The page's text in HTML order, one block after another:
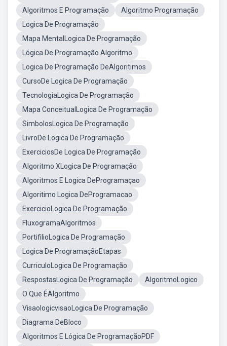
Algoritmos E Programação
Algoritmo Programação
Logica De Programação
Mapa MentalLogica De Programação
Lógica De Programação Algoritmo
Logica De Programação DeAlgoritimos
CursoDe Logica De Programação
TecnologiaLogica De Programação
Mapa ConceitualLogica De Programação
SimbolosLogica De Programação
LivroDe Logica De Programação
ExerciciosDe Logica De Programação
Algoritmo XLogica De Programação
Algoritmos E Logica DeProgramaçao
Algoritimo Logica DeProgramacao
ExercicioLogica De Programação
FluxogramaAlgoritmos
PortifilioLogica De Programação
Logica De ProgramaçãoEtapas
CurriculoLogica De Programação
RespostasLogica De Programação
AlgoritmoLogico
O Que ÉAlgoritmo
VisaologicvisaoLogica De Programação
Diagrama DeBloco
Algoritmos E Lógica De ProgramaçãoPDF